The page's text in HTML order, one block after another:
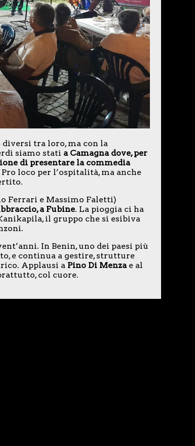
tra loro, ma con la
siamo stati a Camagna dove, per
di presentare la commedia
loco per l’ospitalità, ma anche
Ferrari e Massimo Faletti)
a Fubine. La pioggia ci ha
il gruppo che si esibiva
In Benin, uno dei paesi più
e continua a gestire, strutture
Applausi a Pino Di Menzae al
col cuore.